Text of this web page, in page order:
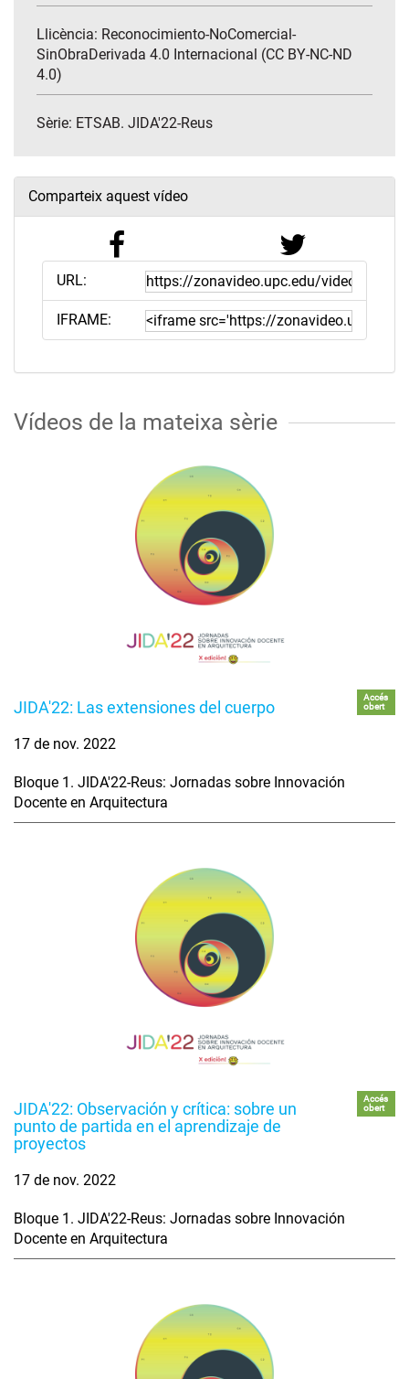
Llicència: Reconocimiento-NoComercial-
SinObraDerivada 4.0 Internacional (CC BY-NC-ND
4.0)
Sèrie: ETSAB. JIDA'22-Reus
Comparteix aquest vídeo
URL:
IFRAME:
Vídeos de la mateixa sèrie
JIDA'22: Las extensiones del cuerpo
Accés
obert
17 de nov. 2022
Bloque 1. JIDA'22-Reus: Jornadas sobre Innovación
Docente en Arquitectura
JIDA'22: Observación y crítica: sobre un
punto de partida en el aprendizaje de
proyectos
Accés
obert
17 de nov. 2022
Bloque 1. JIDA'22-Reus: Jornadas sobre Innovación
Docente en Arquitectura